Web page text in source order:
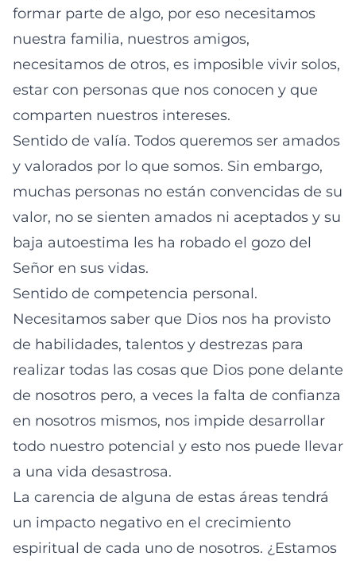
formar parte de algo, por eso necesitamos
nuestra familia, nuestros amigos,
necesitamos de otros, es imposible vivir solos,
estar con personas que nos conocen y que
comparten nuestros intereses.
Sentido de valía. Todos queremos ser amados
y valorados por lo que somos. Sin embargo,
muchas personas no están convencidas de su
valor, no se sienten amados ni aceptados y su
baja autoestima les ha robado el gozo del
Señor en sus vidas.
Sentido de competencia personal.
Necesitamos saber que Dios nos ha provisto
de habilidades, talentos y destrezas para
realizar todas las cosas que Dios pone delante
de nosotros pero, a veces la falta de confianza
en nosotros mismos, nos impide desarrollar
todo nuestro potencial y esto nos puede llevar
a una vida desastrosa.
La carencia de alguna de estas áreas tendrá
un impacto negativo en el crecimiento
espiritual de cada uno de nosotros. ¿Estamos